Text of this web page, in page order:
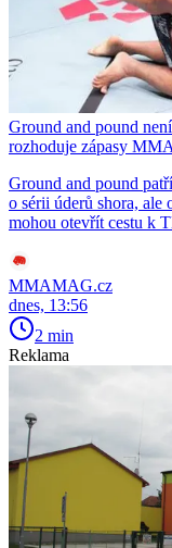
Ground and pound
rozhoduje zápasy MMA
Ground and pound
o sérii úderů shora, ale
mohou otevřít cestu k
MMAMAG.cz
dnes, 13:56
2 min
Reklama